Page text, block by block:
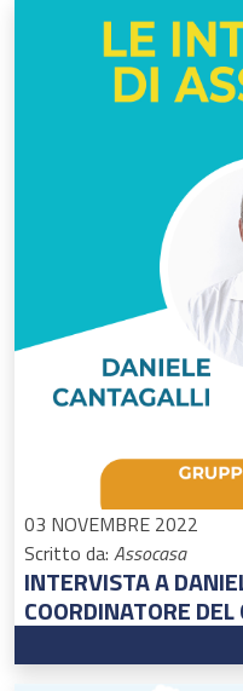
03 NOVEMBRE 2022
Scritto da: Assocasa
INTERVISTA A
COORDINATORE